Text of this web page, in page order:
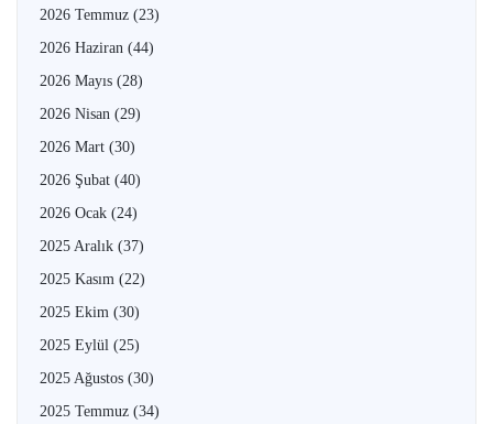
2026 Temmuz (23)
2026 Haziran (44)
2026 Mayıs (28)
2026 Nisan (29)
2026 Mart (30)
2026 Şubat (40)
2026 Ocak (24)
2025 Aralık (37)
2025 Kasım (22)
2025 Ekim (30)
2025 Eylül (25)
2025 Ağustos (30)
2025 Temmuz (34)